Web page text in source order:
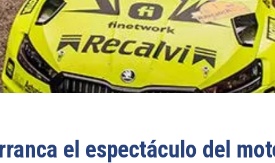
el espectáculo del